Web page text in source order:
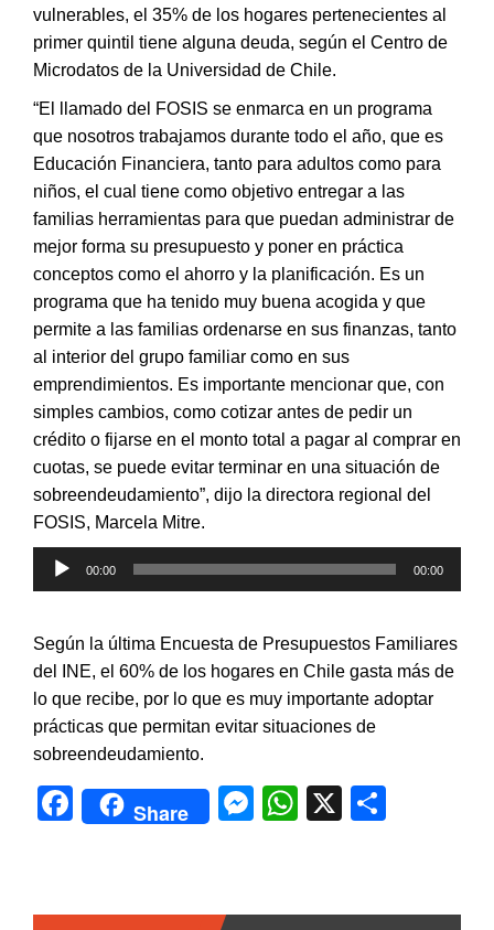
vulnerables, el 35% de los hogares pertenecientes al
primer quintil tiene alguna deuda, según el Centro de
Microdatos de la Universidad de Chile.
“El llamado del FOSIS se enmarca en un programa
que nosotros trabajamos durante todo el año, que es
Educación Financiera, tanto para adultos como para
niños, el cual tiene como objetivo entregar a las
familias herramientas para que puedan administrar de
mejor forma su presupuesto y poner en práctica
conceptos como el ahorro y la planificación. Es un
programa que ha tenido muy buena acogida y que
permite a las familias ordenarse en sus finanzas, tanto
al interior del grupo familiar como en sus
emprendimientos. Es importante mencionar que, con
simples cambios, como cotizar antes de pedir un
crédito o fijarse en el monto total a pagar al comprar en
cuotas, se puede evitar terminar en una situación de
sobreendeudamiento”, dijo la directora regional del
FOSIS, Marcela Mitre.
Reproductor
de
00:00 00:00
Según la última Encuesta de Presupuestos Familiares
del INE, el 60% de los hogares en Chile gasta más de
lo que recibe, por lo que es muy importante adoptar
prácticas que permitan evitar situaciones de
sobreendeudamiento.
F
a
e
Share
M
s
W
s
X
p